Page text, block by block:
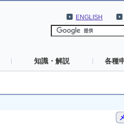
ENGLISH
知識・解説 各種